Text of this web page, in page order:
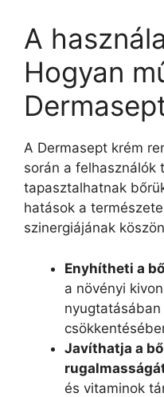
A
Hogyan
A Dermasept krém
során a
tapasztalhatnak
hatások a
szinergiájának
Enyhítheti a
a növényi
Javíthatja a
és vitaminok